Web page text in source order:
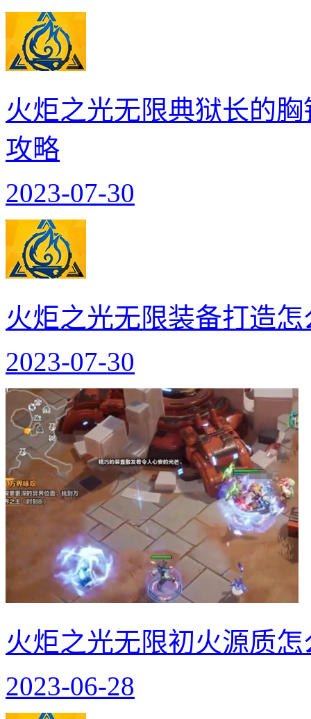
火炬之光无限典狱长的
攻略
2023-07-30
火炬之光无限装备打造
2023-07-30
火炬之光无限初火源质
2023-06-28